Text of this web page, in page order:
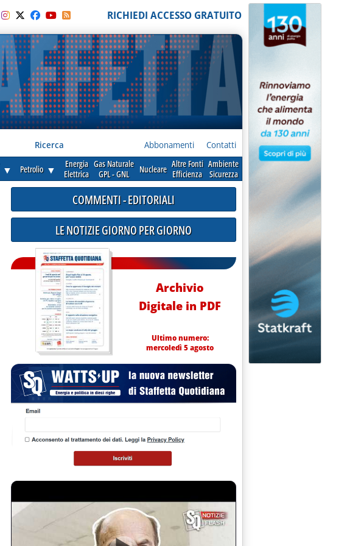
RICHIEDI ACCESSO GRATUITO
Ricerca Abbonamenti Contatti
▼ Petrolio ▼
Energia
Elettrica
Gas Naturale
GPL - GNL
Nucleare Altre Fonti
Efficienza
Ambiente
Sicurezza
COMMENTI - EDITORIALI
LE NOTIZIE GIORNO PER GIORNO
Archivio
Digitale in PDF
Ultimo numero:
mercoledì 5 agosto